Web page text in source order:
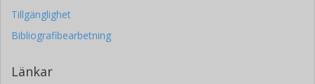
Tillgänglighet
Bibliografibearbetning
Länkar